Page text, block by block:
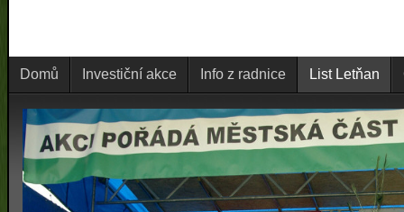
Domů Investiční akce Info z radnice List Letňan